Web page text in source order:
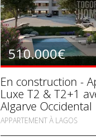
510.000€
En construction -
Luxe T2 & T2+1
Algarve Occidental
APPARTEMENT À LAGOS